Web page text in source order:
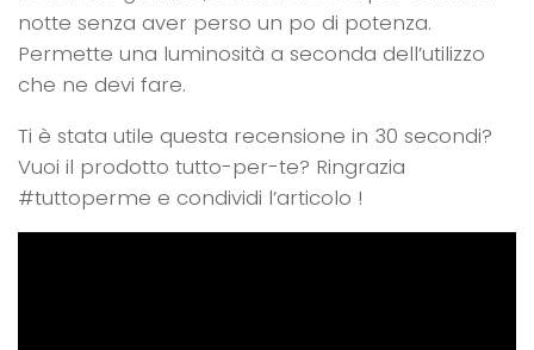
notte senza aver perso un po di potenza.
Permette una luminosità a seconda dell’utilizzo
che ne devi fare.
Ti è stata utile questa recensione in 30 secondi?
Vuoi il prodotto tutto-per-te? Ringrazia
#tuttoperme e condividi l’articolo !